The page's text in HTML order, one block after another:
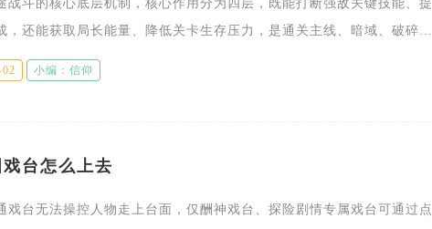
战斗的核心底层机制，核心作用分为四层，既能打断强敌关键技能、提
，还能获取局长能量、降低关卡生存压力，是通关主线、暗域、破碎防
必备操作，缺少稳定破核手段会大幅拉高关卡通关门槛。游戏内所有精
小编：信仰
台怎么上去
戏台无法操控人物走上台面，仅酬神戏台、探险剧情专属戏台可通过点